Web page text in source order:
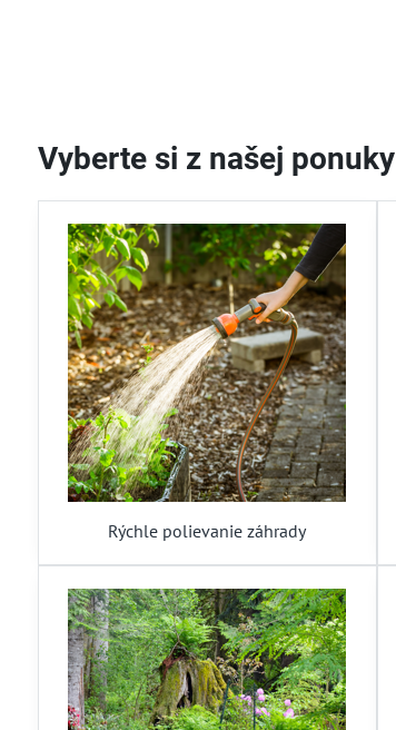
Vyberte si z našej ponuky
Rýchle polievanie záhrady